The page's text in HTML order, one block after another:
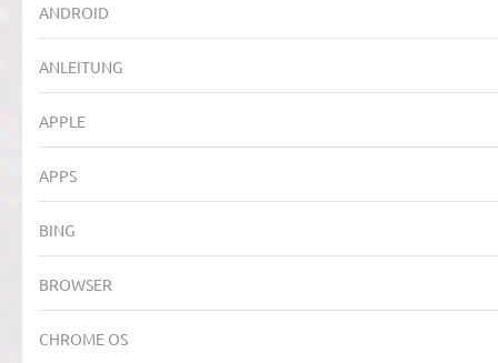
ANDROID
ANLEITUNG
APPLE
APPS
BING
BROWSER
CHROME OS